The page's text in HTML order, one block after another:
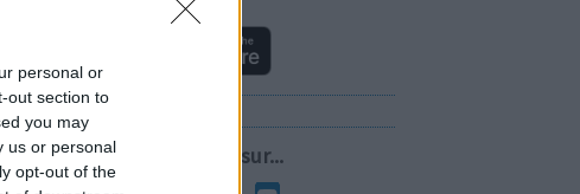
personal or
out section to
you may
us or personal
opt-out of the
Suivez-nous sur...